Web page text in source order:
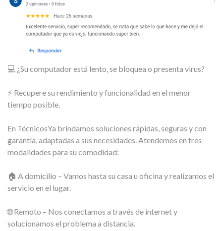
💻 ¿Su computador está lento, se bloquea o presenta virus?
⚡ Recupere su rendimiento y funcionalidad en el menor
tiempo posible.
En TécnicosYa brindamos soluciones rápidas, seguras y con
garantía, adaptadas a sus necesidades. Atendemos en tres
modalidades para su comodidad:
🏠 A domicilio – Vamos hasta su casa u oficina y realizamos el
servicio en el lugar.
🌐 Remoto – Nos conectamos a través de internet y
solucionamos el problema a distancia.